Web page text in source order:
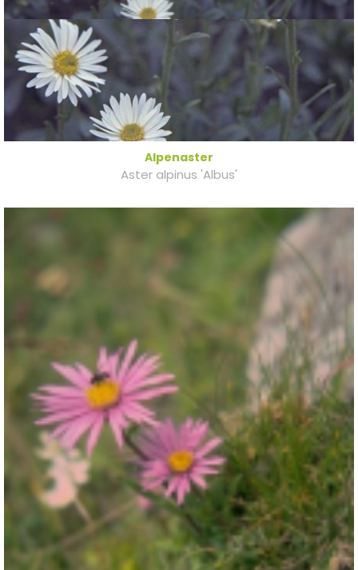
Alpenaster
Aster alpinus 'Albus'